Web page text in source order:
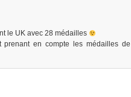
le UK avec 28 médailles
prenant en compte les médailles